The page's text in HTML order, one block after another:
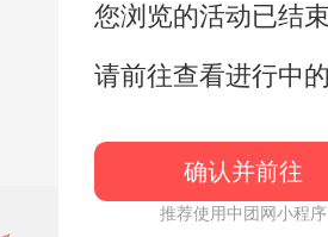
您浏览的活动已结束
请前往查看进行中
确认并前往
推荐使用中团网小程序